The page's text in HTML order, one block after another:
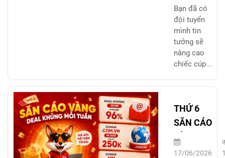
Cùng
BKNS
Bạn đã có
đội tuyển
mình tin
tưởng sẽ
nâng cao
chiếc cúp...
THỨ 6
SĂN CÁO
VÀNG –
DEAL
17/06/2026